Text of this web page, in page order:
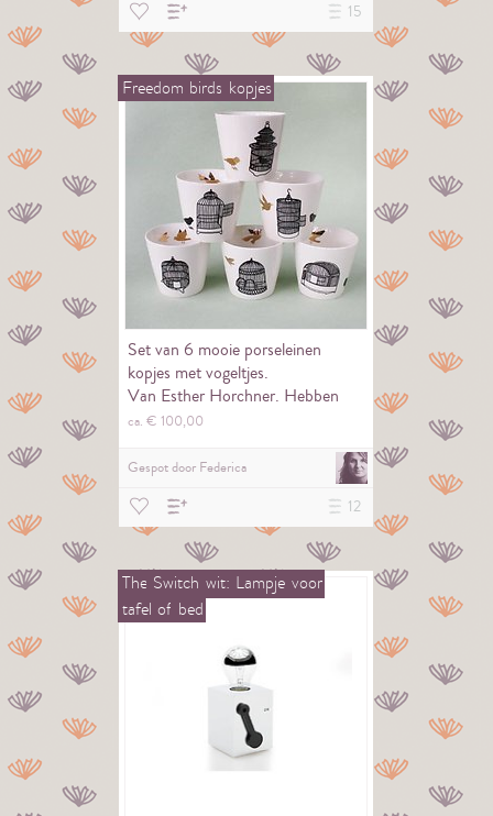
15
Freedom birds kopjes
Set van 6 mooie porseleinen
kopjes met vogeltjes.
Van Esther Horchner. Hebben
een vrolijke en zachte…
ca. € 100,00
Gespot door Federica
12
The Switch wit: Lampje voor
tafel of bed